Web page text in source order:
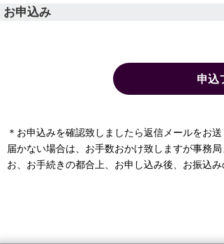
お申込み
申込
＊お申込みを確認致しましたら返信メールをお
届かない場合は、お手数おかけ致しますが事務
お、お手続きの都合上、お申し込み後、お振込